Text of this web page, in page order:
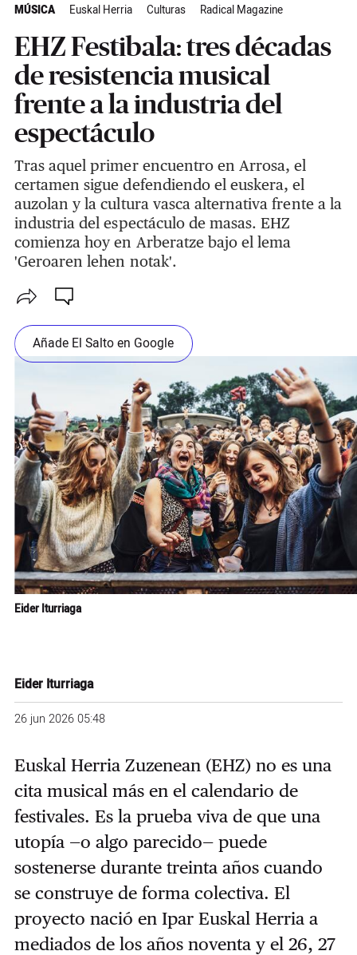
MÚSICA Euskal Herria Culturas Radical Magazine
EHZ Festibala: tres décadas
de resistencia musical
frente a la industria del
espectáculo
Tras aquel primer encuentro en Arrosa, el
certamen sigue defendiendo el euskera, el
auzolan y la cultura vasca alternativa frente a la
industria del espectáculo de masas. EHZ
comienza hoy en Arberatze bajo el lema
'Geroaren lehen notak'.
Añade El Salto en Google
Eider Iturriaga
Eider Iturriaga
26 jun 2026 05:48
Euskal Herria Zuzenean (EHZ) no es una
cita musical más en el calendario de
festivales. Es la prueba viva de que una
utopía —o algo parecido— puede
sostenerse durante treinta años cuando
se construye de forma colectiva. El
proyecto nació en Ipar Euskal Herria a
mediados de los años noventa y el 26, 27